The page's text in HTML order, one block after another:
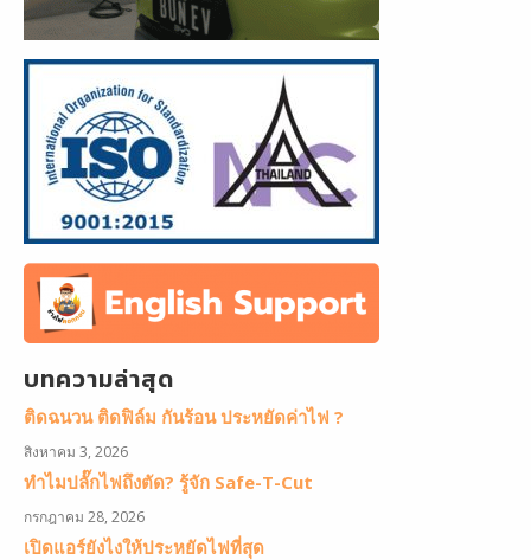
บทความล่าสุด
ติดฉนวน ติดฟิล์ม กันร้อน ประหยัดค่าไฟ ?
สิงหาคม 3, 2026
ทำไมปลั๊กไฟถึงตัด? รู้จัก Safe-T-Cut
กรกฎาคม 28, 2026
เปิดแอร์ยังไงให้ประหยัดไฟที่สุด